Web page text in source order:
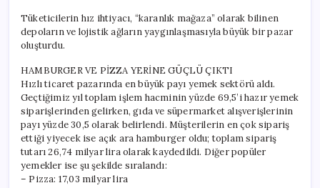
Tüketicilerin hız ihtiyacı, “karanlık mağaza” olarak bilinen
depoların ve lojistik ağların yaygınlaşmasıyla büyük bir pazar
oluşturdu.
HAMBURGER VE PİZZA YERİNE GÜÇLÜ ÇIKTI
Hızlı ticaret pazarında en büyük payı yemek sektörü aldı.
Geçtiğimiz yıl toplam işlem hacminin yüzde 69,5’i hazır yemek
siparişlerinden gelirken, gıda ve süpermarket alışverişlerinin
payı yüzde 30,5 olarak belirlendi. Müşterilerin en çok sipariş
ettiği yiyecek ise açık ara hamburger oldu; toplam sipariş
tutarı 26,74 milyar lira olarak kaydedildi. Diğer popüler
yemekler ise şu şekilde sıralandı:
– Pizza: 17,03 milyar lira